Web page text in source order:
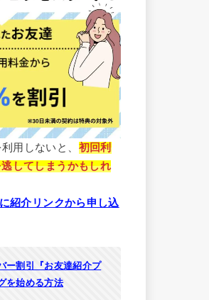
用しないと、 初回利
してしまうかもしれ
紹介リンクから申し込
ー割引『お友達紹介プ
を始める方法